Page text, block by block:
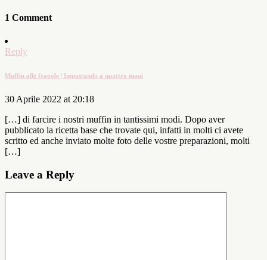
1 Comment
Reply
Muffin alle fragole | Impastando a quattro mani
30 Aprile 2022 at 20:18
[…] di farcire i nostri muffin in tantissimi modi. Dopo aver
pubblicato la ricetta base che trovate qui, infatti in molti ci avete
scritto ed anche inviato molte foto delle vostre preparazioni, molti
[…]
Leave a Reply